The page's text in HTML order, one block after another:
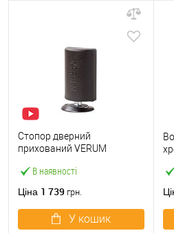
В наявності
Стопор дверний
прихований VERUM
чорний матовий
Ціна 1 739 грн.
У кошик